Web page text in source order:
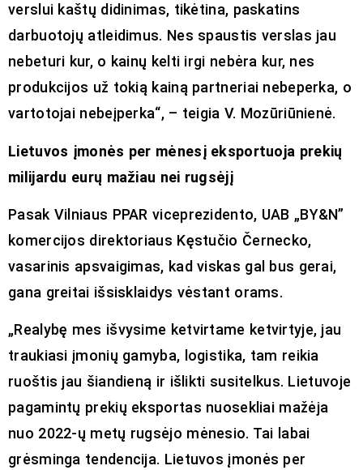
verslui kaštų didinimas, tikėtina, paskatins
darbuotojų atleidimus. Nes spaustis verslas jau
nebeturi kur, o kainų kelti irgi nebėra kur, nes
produkcijos už tokią kainą partneriai nebeperka, o
vartotojai nebeįperka“, – teigia V. Mozūriūnienė.
Lietuvos įmonės per mėnesį eksportuoja prekių
milijardu eurų mažiau nei rugsėjį
Pasak Vilniaus PPAR viceprezidento, UAB „BY&N”
komercijos direktoriaus Kęstučio Černecko,
vasarinis apsvaigimas, kad viskas gal bus gerai,
gana greitai išsisklaidys vėstant orams.
„Realybę mes išvysime ketvirtame ketvirtyje, jau
traukiasi įmonių gamyba, logistika, tam reikia
ruoštis jau šiandieną ir išlikti susitelkus. Lietuvoje
pagamintų prekių eksportas nuosekliai mažėja
nuo 2022-ų metų rugsėjo mėnesio. Tai labai
grėsminga tendencija. Lietuvos įmonės per